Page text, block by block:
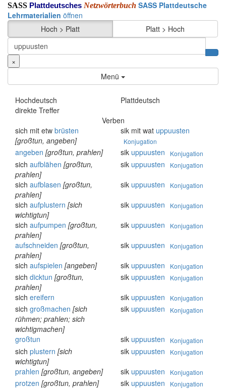
SASS Plattdeutsches Netzwörterbuch SASS Plattdeutsche
Lehrmaterialien öffnen
Hoch > Platt
Platt > Hoch
×
Menü
Hochdeutsch
Plattdeutsch
direkte Treffer
Verben
sich mit etw brüsten
[großtun, angeben]
sik mit wat uppuusten
Konjugation
angeben [großtun, prahlen] sik uppuusten Konjugation
sich aufblähen [großtun,
prahlen]
sik uppuusten Konjugation
sich aufblasen [großtun,
prahlen]
sik uppuusten Konjugation
sich aufplustern [sich
wichtigtun]
sik uppuusten Konjugation
sich aufpumpen [großtun,
prahlen]
sik uppuusten Konjugation
aufschneiden [großtun,
prahlen]
sik uppuusten Konjugation
sich aufspielen [angeben] sik uppuusten Konjugation
sich dicktun [großtun,
prahlen]
sik uppuusten Konjugation
sich ereifern sik uppuusten Konjugation
sich großmachen [sich
rühmen; prahlen; sich
wichtigmachen]
sik uppuusten Konjugation
großtun sik uppuusten Konjugation
sich plustern [sich
wichtigtun]
sik uppuusten Konjugation
prahlen [großtun, angeben] sik uppuusten Konjugation
protzen [großtun, prahlen] sik uppuusten Konjugation